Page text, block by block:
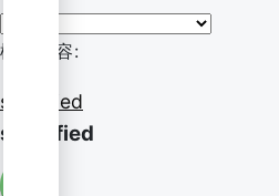
検索内容:
specified
specified